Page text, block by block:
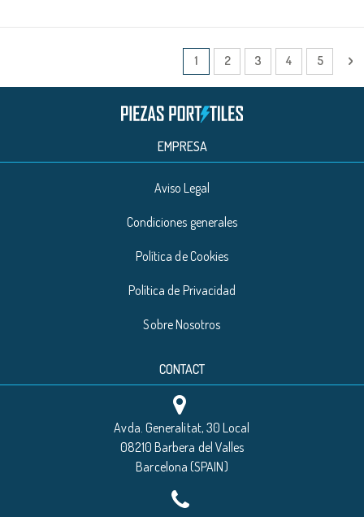
Página
Actualmente estás leyendo
1 Página
2 Página
3 Página
4 Página
5
EMPRESA
Aviso Legal
Condiciones generales
Política de Cookies
Política de Privacidad
Sobre Nosotros
CONTACT
Avda. Generalitat, 30 Local
08210 Barbera del Valles
Barcelona (SPAIN)